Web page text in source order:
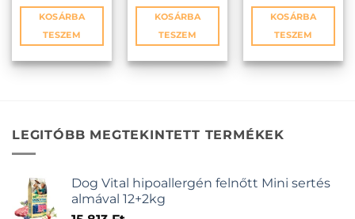
KOSÁRBA
TESZEM
KOSÁRBA
TESZEM
KOSÁRBA
TESZEM
LEGITÓBB MEGTEKINTETT TERMÉKEK
Dog Vital hipoallergén felnőtt Mini sertés
almával 12+2kg